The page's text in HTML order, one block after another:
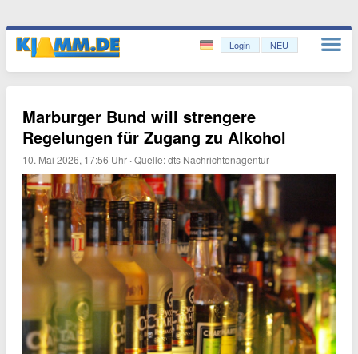
Login NEU
Marburger Bund will strengere
Regelungen für Zugang zu Alkohol
10. Mai 2026, 17:56 Uhr ·Quelle:dts Nachrichtenagentur